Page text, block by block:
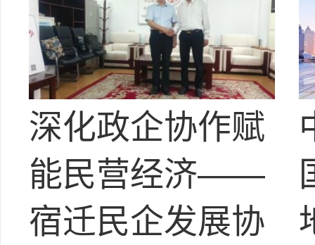
深化政企协作赋
能民营经济——
宿迁民企发展协